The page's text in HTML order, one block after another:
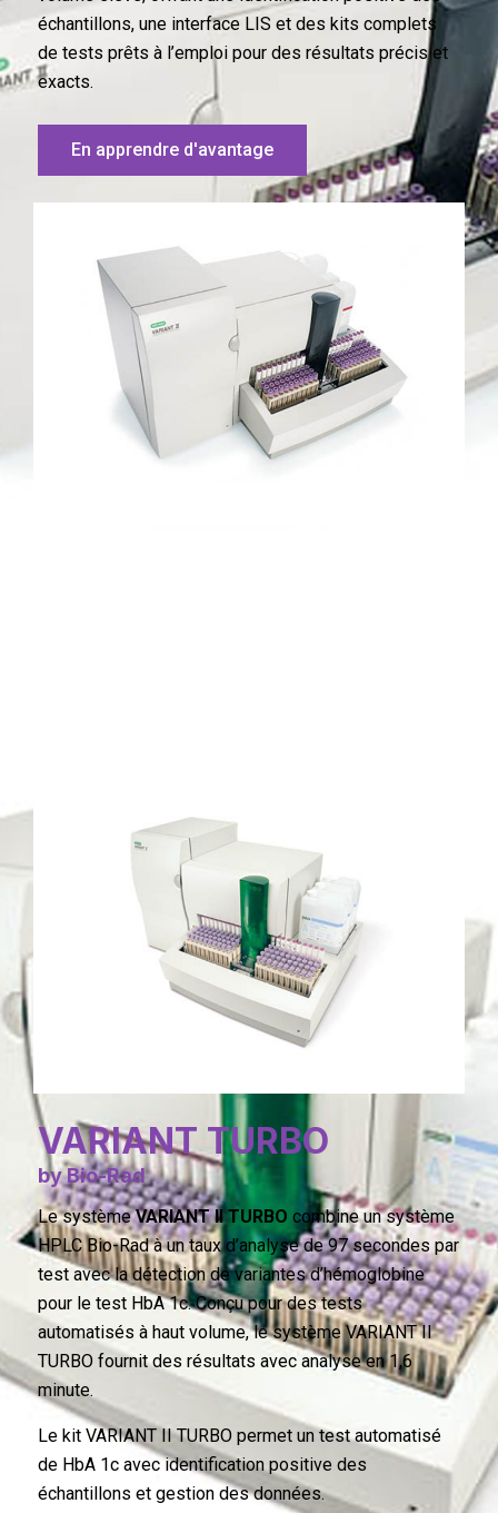
échantillons, une interface LIS et des kits complets
de tests prêts à l’emploi pour des résultats précis et
exacts.
En apprendre d'avantage
VARIANT TURBO
by Bio-Rad
Le systèmeVARIANT II TURBO combine un système
HPLC Bio-Rad à un taux d’analyse de 97 secondes par
test avec la détection de variantes d’hémoglobine
pour le test HbA 1c. Conçu pour des tests
automatisés à haut volume, le système VARIANT II
TURBO fournit des résultats avec analyse en 1,6
minute.
Le kit VARIANT II TURBO permet un test automatisé
de HbA 1c avec identification positive des
échantillons et gestion des données.